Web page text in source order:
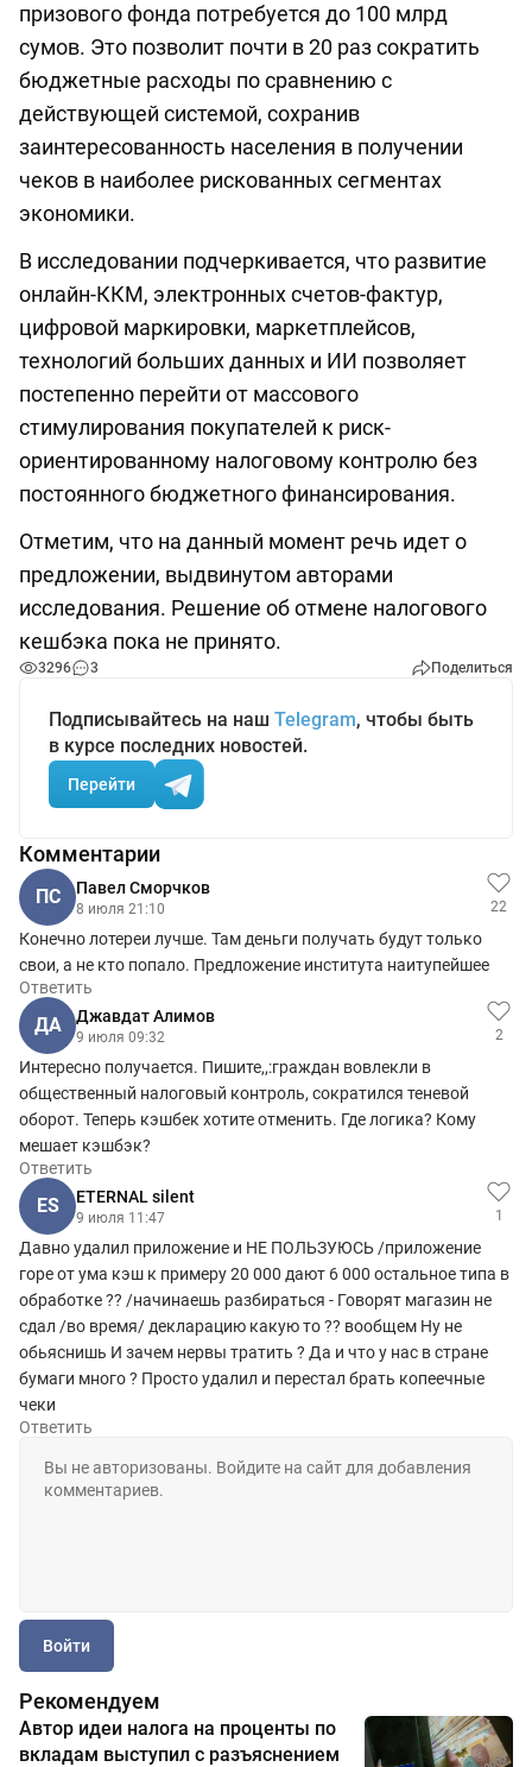
призового фонда потребуется до 100 млрд
сумов. Это позволит почти в 20 раз сократить
бюджетные расходы по сравнению с
действующей системой, сохранив
заинтересованность населения в получении
чеков в наиболее рискованных сегментах
экономики.
В исследовании подчеркивается, что развитие
онлайн-ККМ, электронных счетов-фактур,
цифровой маркировки, маркетплейсов,
технологий больших данных и ИИ позволяет
постепенно перейти от массового
стимулирования покупателей к риск-
ориентированному налоговому контролю без
постоянного бюджетного финансирования.
Отметим, что на данный момент речь идет о
предложении, выдвинутом авторами
исследования. Решение об отмене налогового
кешбэка пока не принято.
3296 3 Поделиться
Подписывайтесь на наш Telegram, чтобы быть
в курсе последних новостей.
Перейти
Комментарии
ПС Павел Сморчков
8 июля 21:10 22
Конечно лотереи лучше. Там деньги получать будут только
свои, а не кто попало. Предложение института наитупейшее
Ответить
ДА Джавдат Алимов
9 июля 09:32 2
Интересно получается. Пишите,,:граждан вовлекли в
общественный налоговый контроль, сократился теневой
оборот. Теперь кэшбек хотите отменить. Где логика? Кому
мешает кэшбэк?
Ответить
ES ETERNAL silent
9 июля 11:47 1
Давно удалил приложение и НЕ ПОЛЬЗУЮСЬ /приложение
горе от ума кэш к примеру 20 000 дают 6 000 остальное типа в
обработке ?? /начинаешь разбираться - Говорят магазин не
сдал /во время/ декларацию какую то ?? вообщем Ну не
обьяснишь И зачем нервы тратить ? Да и что у нас в стране
бумаги много ? Просто удалил и перестал брать копеечные
чеки
Ответить
Войти
Рекомендуем
Автор идеи налога на проценты по
вкладам выступил с разъяснением